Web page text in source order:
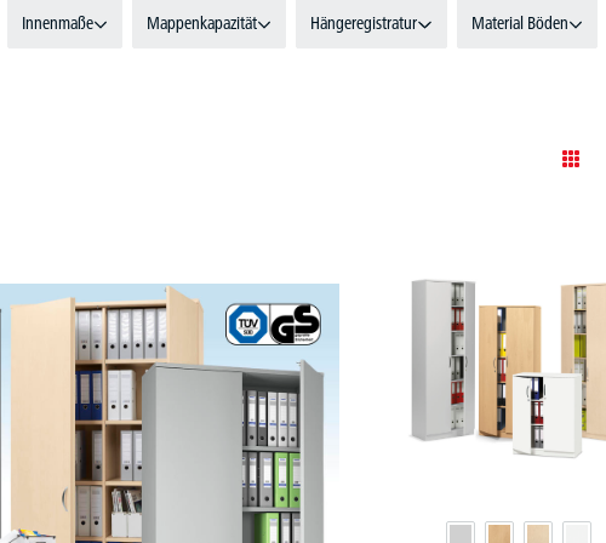
Innenmaße Mappenkapazität Hängeregistratur Material Böden